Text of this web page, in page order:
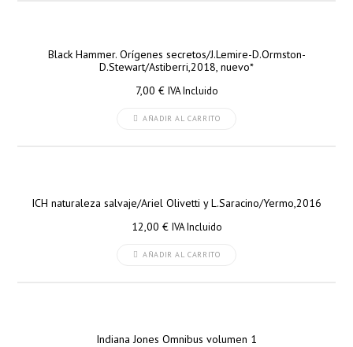
Black Hammer. Orígenes secretos/J.Lemire-D.Ormston-
D.Stewart/Astiberri,2018, nuevo*
7,00 € IVA Incluido
AÑADIR AL CARRITO
ICH naturaleza salvaje/Ariel Olivetti y L.Saracino/Yermo,2016
12,00 € IVA Incluido
AÑADIR AL CARRITO
Indiana Jones Omnibus volumen 1